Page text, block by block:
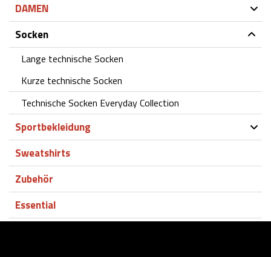
DAMEN
Socken
Lange technische Socken
Kurze technische Socken
Technische Socken Everyday Collection
Sportbekleidung
Sweatshirts
Zubehör
Essential